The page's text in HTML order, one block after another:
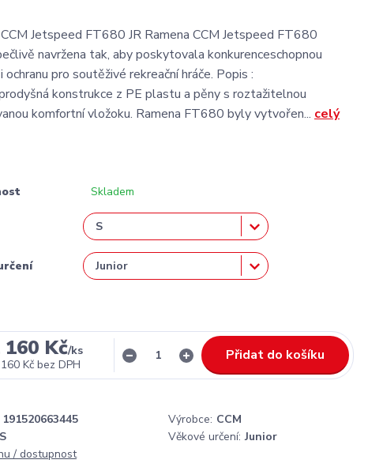
Jetspeed FT680 JR Ramena CCM Jetspeed FT680
navržena tak, aby poskytovala konkurenceschopnou
pro soutěživé rekreační hráče. Popis :
konstrukce z PE plastu a pěny s roztažitelnou
komfortní vložoku. Ramena FT680 byly vytvořen... celý
Skladem
160 Kč/ks
Kč bez DPH
Přidat do košíku
191520663445 Výrobce: CCM
S Věkové určení: Junior
/ dostupnost